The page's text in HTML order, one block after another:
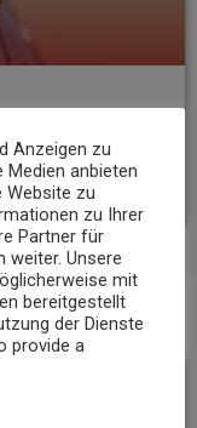
Anzeigen zu
anbieten
Website zu
zu Ihrer
Partner für
weiter. Unsere
mit
bereitgestellt
der Dienste
provide a